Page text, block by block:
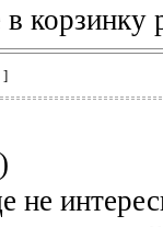
корзинку
]
не